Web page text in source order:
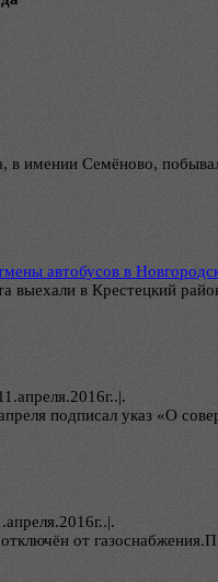
имении Семёново,
автобусов в
в Крестецкий
подписал указ «О
от